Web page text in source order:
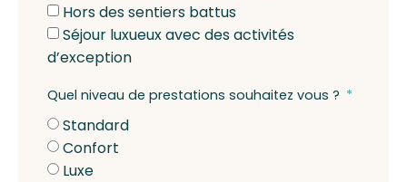
Hors des sentiers battus
Séjour luxueux avec des activités
d’exception
Quel niveau de prestations souhaitez vous ?
Standard
Confort
Luxe